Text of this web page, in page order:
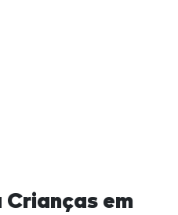
Crianças em